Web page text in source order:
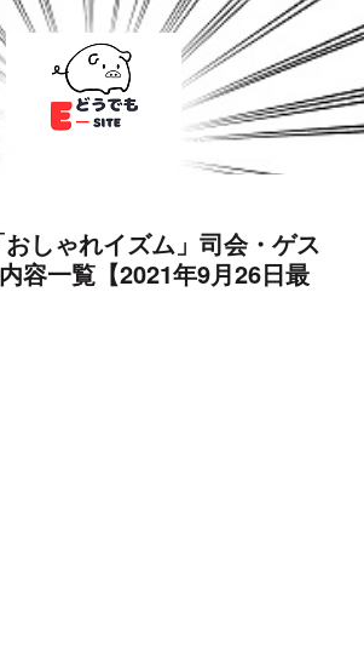
しゃれイズム」司会・ゲス
容一覧【2021年9月26日最